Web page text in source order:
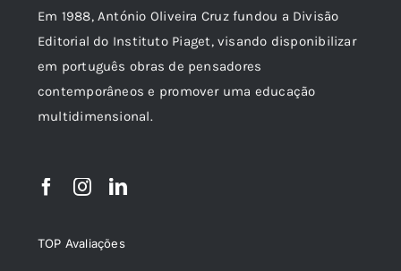
Em 1988, António Oliveira Cruz fundou a Divisão
Editorial do Instituto Piaget, visando disponibilizar
em português obras de pensadores
contemporâneos e promover uma educação
multidimensional.
TOP Avaliações